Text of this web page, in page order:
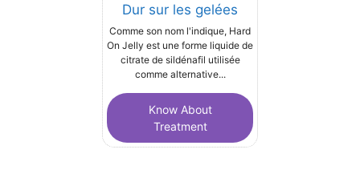
Dur sur les gelées
Comme son nom l'indique, Hard
On Jelly est une forme liquide de
citrate de sildénafil utilisée
comme alternative...
Know About
Treatment